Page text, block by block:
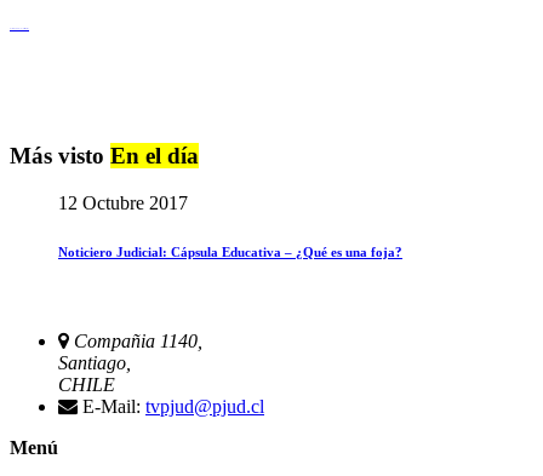
Más visto En el día
12 Octubre 2017
Noticiero Judicial: Cápsula Educativa – ¿Qué es una foja?
Compañia 1140,
Santiago,
CHILE
E-Mail: tvpjud@pjud.cl
Menú